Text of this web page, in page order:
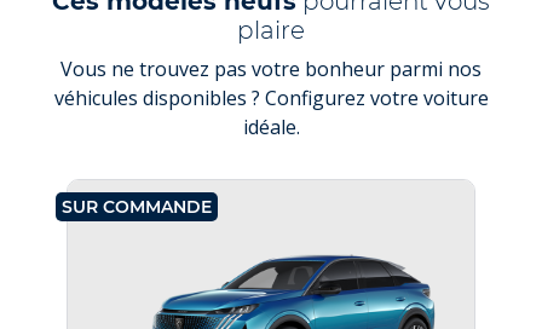
plaire
Vous ne trouvez pas votre bonheur parmi nos
véhicules disponibles ? Configurez votre voiture
idéale.
SUR COMMANDE